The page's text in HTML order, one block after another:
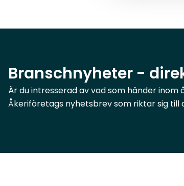
Branschnyheter -
Är du intresserad av vad som händer inom
Åkeriföretags nyhetsbrev som riktar sig till